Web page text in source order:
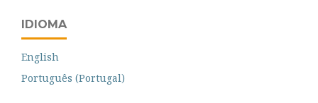
IDIOMA
English
Português (Portugal)